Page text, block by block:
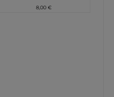
8,00 €